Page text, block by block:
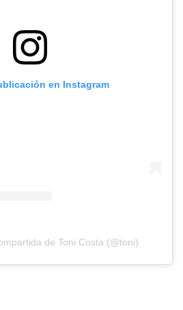
en Instagram
de Toni Costa (@toni)